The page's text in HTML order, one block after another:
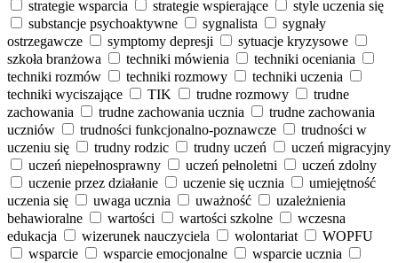
strategie wsparcia
strategie wspierające
style uczenia się
substancje psychoaktywne
sygnalista
sygnały
ostrzegawcze
symptomy depresji
sytuacje kryzysowe
szkoła branżowa
techniki mówienia
techniki oceniania
techniki rozmów
techniki rozmowy
techniki uczenia
techniki wyciszające
TIK trudne rozmowy
trudne
zachowania
trudne zachowania ucznia
trudne zachowania
uczniów
trudności funkcjonalno‑poznawcze
trudności w
uczeniu się
trudny rodzic trudny uczeń
uczeń migracyjny
uczeń niepełnosprawny
uczeń pełnoletni
uczeń zdolny
uczenie przez działanie
uczenie się ucznia
umiejętność
uczenia się
uwaga ucznia uważność
uzależnienia
behawioralne
wartości wartości szkolne
wczesna
edukacja
wizerunek nauczyciela wolontariat
WOPFU
wsparcie
wsparcie emocjonalne
wsparcie ucznia